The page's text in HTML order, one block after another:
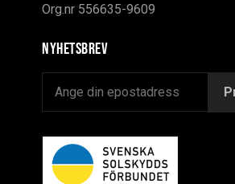
Org.nr 556635-9609
Nyhetsbrev